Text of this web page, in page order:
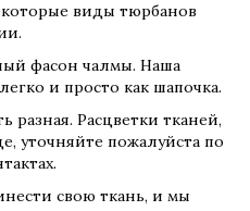
виды тюрбанов
фасон чалмы. Наша
и просто как шапочка.
разная. Расцветки тканей,
уточняйте пожалуйста по
свою ткань, и мы